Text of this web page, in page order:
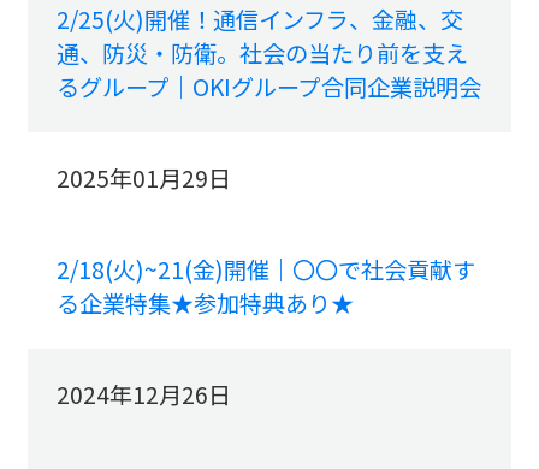
2/25(火)開催！通信インフラ、金融、交
通、防災・防衛。社会の当たり前を支え
るグループ｜OKIグループ合同企業説明会
2025年01月29日
2/18(火)~21(金)開催｜〇〇で社会貢献す
る企業特集★参加特典あり★
2024年12月26日